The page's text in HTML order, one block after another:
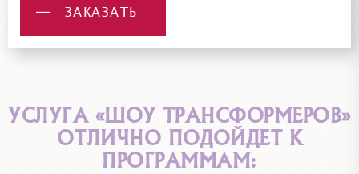
ЗАКАЗАТЬ
УСЛУГА «ШОУ ТРАНСФОРМЕРОВ»
ОТЛИЧНО ПОДОЙДЕТ К
ПРОГРАММАМ: